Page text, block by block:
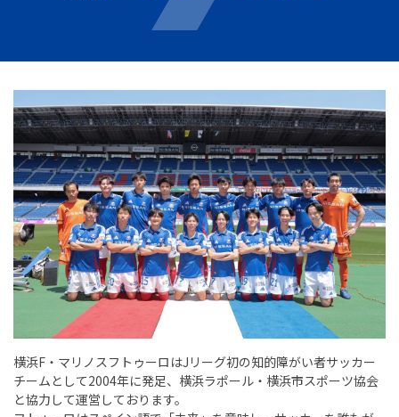
横浜F・マリノスフトゥーロはJリーグ初の知的障がい者サッカー
チームとして2004年に発足、横浜ラポール・横浜市スポーツ協会
と協力して運営しております。